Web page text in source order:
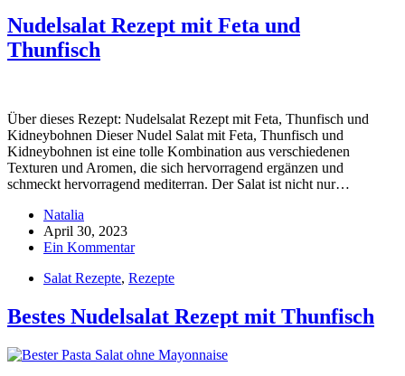
Nudelsalat Rezept mit Feta und
Thunfisch
Über dieses Rezept: Nudelsalat Rezept mit Feta, Thunfisch und
Kidneybohnen Dieser Nudel Salat mit Feta, Thunfisch und
Kidneybohnen ist eine tolle Kombination aus verschiedenen
Texturen und Aromen, die sich hervorragend ergänzen und
schmeckt hervorragend mediterran. Der Salat ist nicht nur…
Natalia
April 30, 2023
Ein Kommentar
Salat Rezepte, Rezepte
Bestes Nudelsalat Rezept mit Thunfisch